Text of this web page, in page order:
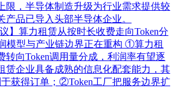
限，半导体制造升级为行业需求提供较
品已导入头部半导体企业。
】算力租赁从按时长收费走向Token分
模型与产业链边界正在重构 ①算力租
转向Token调用量分成，利润率有望逐
赁企业具备成熟的信息化配套能力，其
获得订单；②Token工厂把服务边界扩